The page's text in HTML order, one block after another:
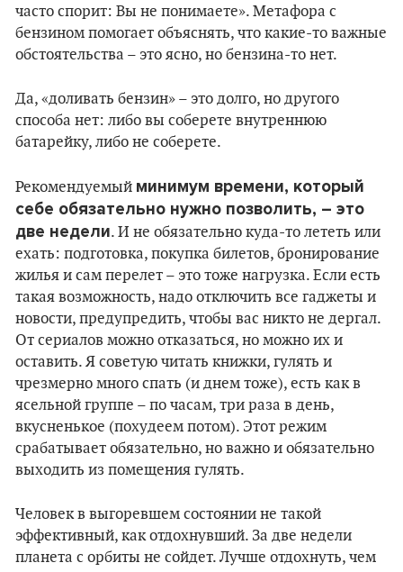
часто спорит: Вы не понимаете». Метафора с
бензином помогает объяснять, что какие-то важные
обстоятельства – это ясно, но бензина-то нет.
Да, «доливать бензин» – это долго, но другого
способа нет: либо вы соберете внутреннюю
батарейку, либо не соберете.
Рекомендуемый минимум времени, который
себе обязательно нужно позволить, – это
две недели. И не обязательно куда-то лететь или
ехать: подготовка, покупка билетов, бронирование
жилья и сам перелет – это тоже нагрузка. Если есть
такая возможность, надо отключить все гаджеты и
новости, предупредить, чтобы вас никто не дергал.
От сериалов можно отказаться, но можно их и
оставить. Я советую читать книжки, гулять и
чрезмерно много спать (и днем тоже), есть как в
ясельной группе – по часам, три раза в день,
вкусненькое (похудеем потом). Этот режим
срабатывает обязательно, но важно и обязательно
выходить из помещения гулять.
Человек в выгоревшем состоянии не такой
эффективный, как отдохнувший. За две недели
планета с орбиты не сойдет. Лучше отдохнуть, чем